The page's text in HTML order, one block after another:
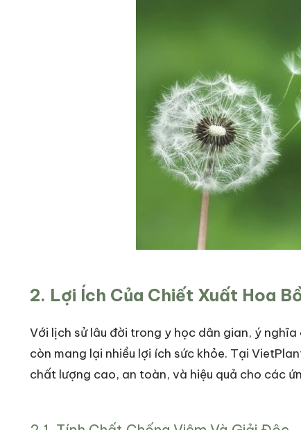
2. Lợi Ích Của Chiết Xuất Hoa
Với lịch sử lâu đời trong y học dân gian, ý
còn mang lại nhiều lợi ích sức khỏe. Tại
chất lượng cao, an toàn, và hiệu quả cho các